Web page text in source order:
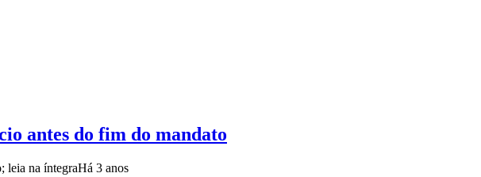
antes do fim do mandato
leia na íntegraHá 3 anos